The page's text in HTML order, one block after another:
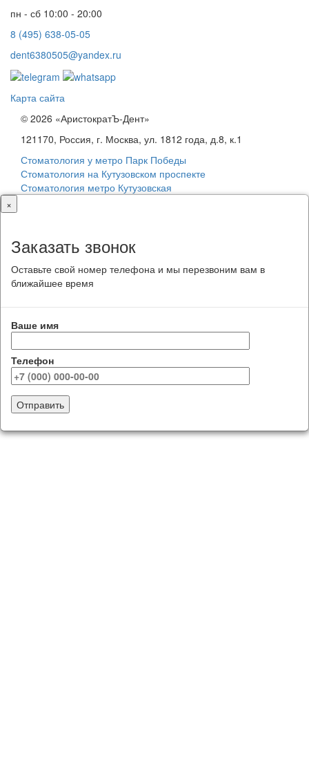
пн - сб 10:00 - 20:00
8 (495) 638-05-05
dent6380505@yandex.ru
Карта сайта
© 2026 «АристократЪ-Дент»
121170, Россия, г. Москва, ул. 1812 года, д.8, к.1
Стоматология у метро Парк Победы
Стоматология на Кутузовском проспекте
Стоматология метро Кутузовская
×
Заказать звонок
Оставьте свой номер телефона и мы перезвоним вам в
ближайшее время
Ваше имя
Телефон